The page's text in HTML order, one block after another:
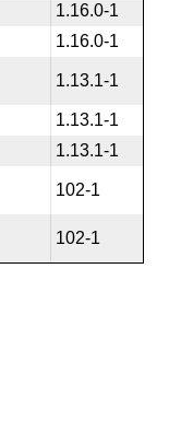
1.16.0-1
1.16.0-1
1.13.1-1
1.13.1-1
1.13.1-1
102-1
102-1